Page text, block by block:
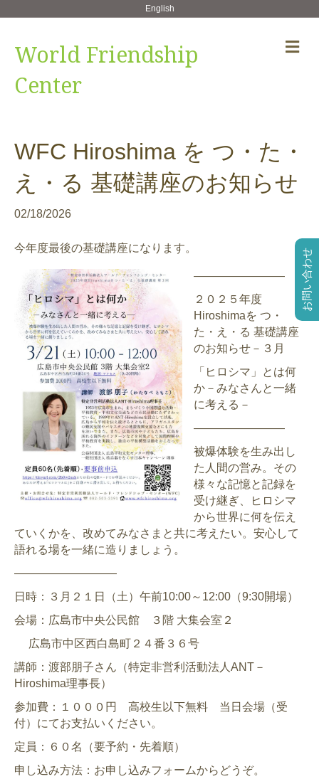
English
World Friendship
Center
メ
ニ
WFC Hiroshima を つ・た・
え・る 基礎講座のお知らせ
02/18/2026
今年度最後の基礎講座になります。
――――――――
２０２５年度
Hiroshimaを つ・
た・え・る 基礎講座
のお知らせ－３月
「ヒロシマ」とは何
か－みなさんと一緒
に考える－
――――――――
被爆体験を生み出し
た人間の営み。その
様々な記憶と記録を
受け継ぎ、ヒロシマ
から世界に何を伝え
ていくかを、改めてみなさまと共に考えたい。安心して
語れる場を一緒に造りましょう。
―――――――――
日時：３月２１日（土）午前10:00～12:00（9:30開場）
会場：広島市中央公民館 ３階 大集会室２
広島市中区西白島町２４番３６号
講師：渡部朋子さん（特定非営利活動法人ANT－
Hiroshima理事長）
参加費：１０００円 高校生以下無料 当日会場（受
付）にてお支払いください。
定員：６０名（要予約・先着順）
申し込み方法：お申し込みフォームからどうぞ。
お問い合わせ